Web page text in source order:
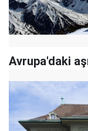
Avrupa'daki